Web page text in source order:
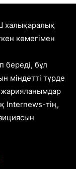
халықаралық
көмегімен
бұл
міндетті түрде
жарияланымдар
Internews-тің,